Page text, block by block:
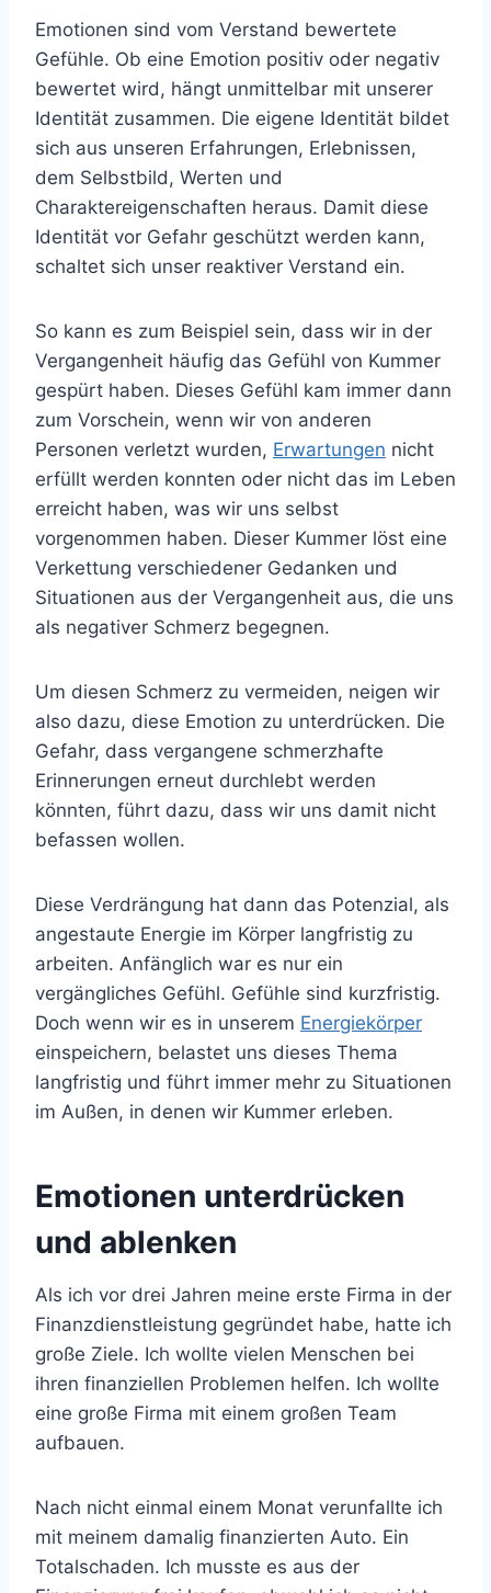
Emotionen sind vom Verstand bewertete
Gefühle. Ob eine Emotion positiv oder negativ
bewertet wird, hängt unmittelbar mit unserer
Identität zusammen. Die eigene Identität bildet
sich aus unseren Erfahrungen, Erlebnissen,
dem Selbstbild, Werten und
Charaktereigenschaften heraus. Damit diese
Identität vor Gefahr geschützt werden kann,
schaltet sich unser reaktiver Verstand ein.
So kann es zum Beispiel sein, dass wir in der
Vergangenheit häufig das Gefühl von Kummer
gespürt haben. Dieses Gefühl kam immer dann
zum Vorschein, wenn wir von anderen
Personen verletzt wurden, Erwartungen nicht
erfüllt werden konnten oder nicht das im Leben
erreicht haben, was wir uns selbst
vorgenommen haben. Dieser Kummer löst eine
Verkettung verschiedener Gedanken und
Situationen aus der Vergangenheit aus, die uns
als negativer Schmerz begegnen.
Um diesen Schmerz zu vermeiden, neigen wir
also dazu, diese Emotion zu unterdrücken. Die
Gefahr, dass vergangene schmerzhafte
Erinnerungen erneut durchlebt werden
könnten, führt dazu, dass wir uns damit nicht
befassen wollen.
Diese Verdrängung hat dann das Potenzial, als
angestaute Energie im Körper langfristig zu
arbeiten. Anfänglich war es nur ein
vergängliches Gefühl. Gefühle sind kurzfristig.
Doch wenn wir es in unserem Energiekörper
einspeichern, belastet uns dieses Thema
langfristig und führt immer mehr zu Situationen
im Außen, in denen wir Kummer erleben.
Emotionen unterdrücken
und ablenken
Als ich vor drei Jahren meine erste Firma in der
Finanzdienstleistung gegründet habe, hatte ich
große Ziele. Ich wollte vielen Menschen bei
ihren finanziellen Problemen helfen. Ich wollte
eine große Firma mit einem großen Team
aufbauen.
Nach nicht einmal einem Monat verunfallte ich
mit meinem damalig finanzierten Auto. Ein
Totalschaden. Ich musste es aus der